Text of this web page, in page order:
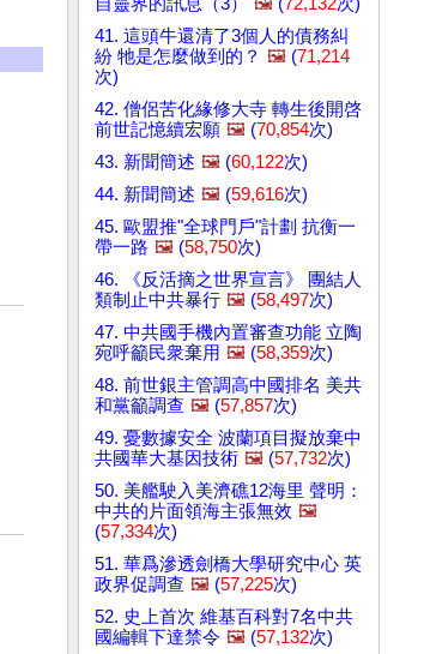
41. 這頭牛還清了3個人的債務糾
紛 牠是怎麼做到的？ 🖼️ (71,214
次)
42. 僧侶苦化緣修大寺 轉生後開啓
前世記憶續宏願 🖼️ (70,854次)
43. 新聞簡述 🖼️ (60,122次)
44. 新聞簡述 🖼️ (59,616次)
45. 歐盟推"全球門戶"計劃 抗衡一
帶一路 🖼️ (58,750次)
46. 《反活摘之世界宣言》 團結人
類制止中共暴行 🖼️ (58,497次)
47. 中共國手機內置審查功能 立陶
宛呼籲民衆棄用 🖼️ (58,359次)
48. 前世銀主管調高中國排名 美共
和黨籲調查 🖼️ (57,857次)
49. 憂數據安全 波蘭項目擬放棄中
共國華大基因技術 🖼️ (57,732次)
50. 美艦駛入美濟礁12海里 聲明：
中共的片面領海主張無效 🖼️
(57,334次)
51. 華爲滲透劍橋大學研究中心 英
政界促調查 🖼️ (57,225次)
52. 史上首次 維基百科對7名中共
國編輯下達禁令 🖼️ (57,132次)